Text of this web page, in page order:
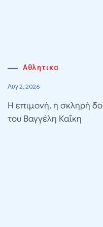
Αθλητικα
Αυγ 2, 2026
Η επιμονή, η σκληρή
του Βαγγέλη Καΐκη